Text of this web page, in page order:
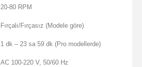
20-80 RPM
Fırçalı/Fırçasız (Modele göre)
1 dk – 23 sa 59 dk (Pro modellerde)
AC 100-220 V, 50/60 Hz